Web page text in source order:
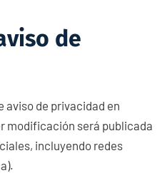
de
aviso de privacidad en
modificación será publicada
incluyendo redes